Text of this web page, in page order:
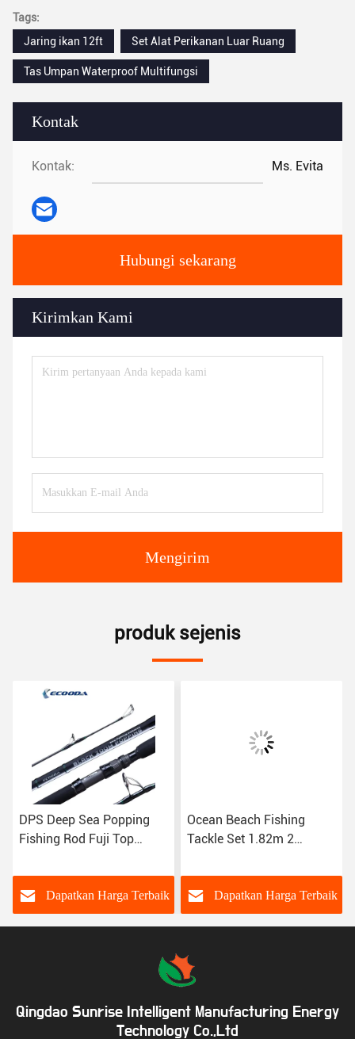
Kontak
Kontak: Ms. Evita
Hubungi sekarang
Kirimkan Kami
Mengirim
Tags:
Jaring ikan 12ft
Set Alat Perikanan Luar Ruang
Tas Umpan Waterproof Multifungsi
produk sejenis
DPS Deep Sea Popping
Fishing Rod Fuji Top
Popping Rod
Dapatkan Harga Terbaik
Ocean Beach Fishing
Tackle Set 1.82m 2
Spinning Fishing Set
LengkapDapatkan Harga Terbaik
Qingdao Sunrise Intelligent Manufacturing Energy
Technology Co.,Ltd